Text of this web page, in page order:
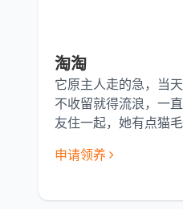
淘淘
它原主人走的急，当
不收留就得流浪，一
友住一起，她有点猫
申请领养